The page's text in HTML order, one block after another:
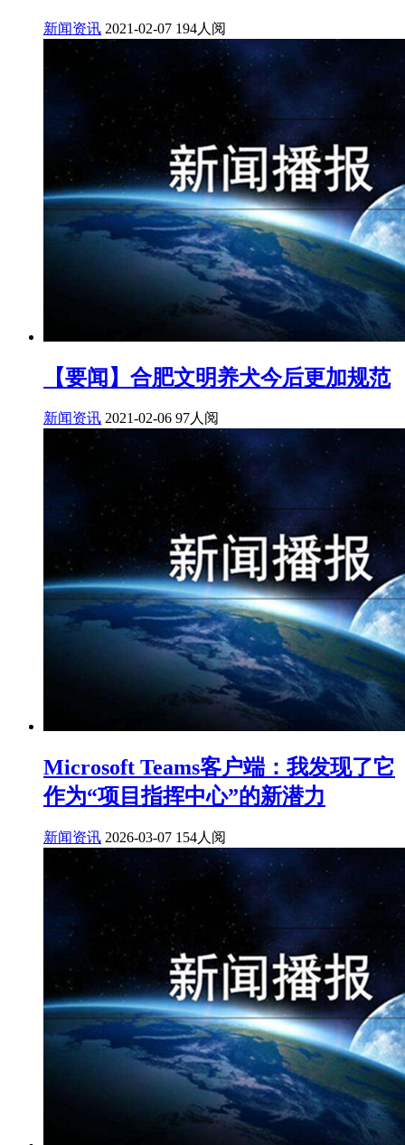
新闻资讯 2021-02-07 194人阅
【要闻】合肥文明养犬今后更加规范
新闻资讯 2021-02-06 97人阅
Microsoft Teams客户端：我发现了它
作为“项目指挥中心”的新潜力
新闻资讯 2026-03-07 154人阅